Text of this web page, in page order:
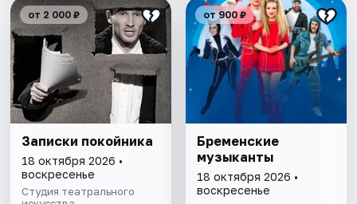
от 2 000 ₽
Записки покойника
18 октября 2026 •
воскресенье
Студия театрального
от 900 ₽
Бременские
музыканты
18 октября 2026 •
воскресенье